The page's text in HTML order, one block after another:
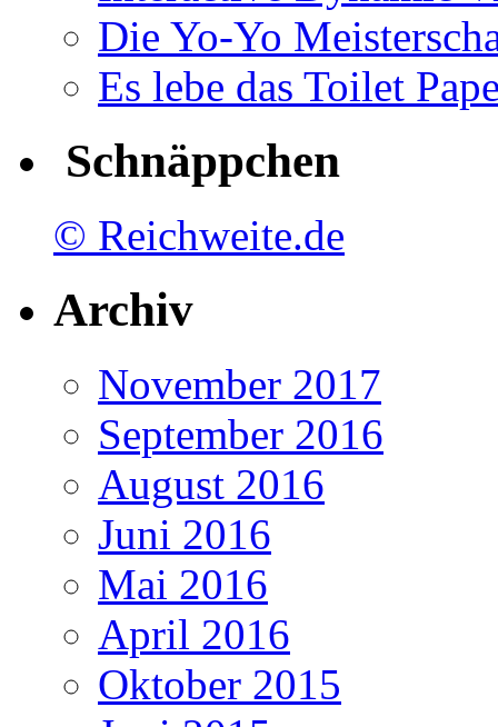
Die Yo-Yo
Es lebe das Toilet
Schnäppchen
© Reichweite.de
Archiv
November 2017
September 2016
August 2016
Juni 2016
Mai 2016
April 2016
Oktober 2015